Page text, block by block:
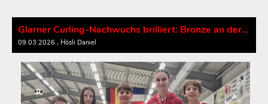
Glarner Curling-Nachwuchs brilliert: Bronze an der Schweizermeisterschaft
09.03.2026 , Hösli Daniel